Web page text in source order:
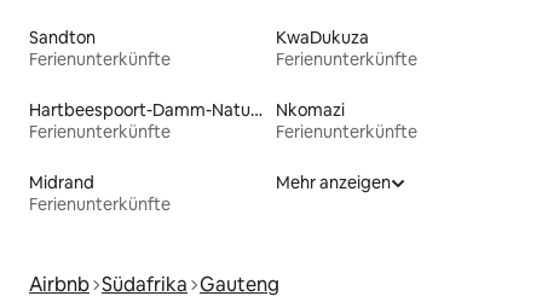
Sandton
Ferienunterkünfte
KwaDukuza
Ferienunterkünfte
Hartbeespoort-Damm-Naturreservat
Ferienunterkünfte
Nkomazi
Ferienunterkünfte
Midrand
Ferienunterkünfte
Mehr anzeigen
Airbnb Südafrika Gauteng